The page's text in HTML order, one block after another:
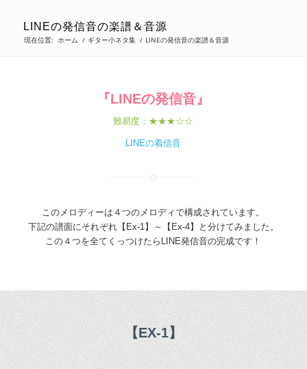
LINEの発信音の楽譜＆音源
現在位置: ホーム / ギター小ネタ集 / LINEの発信音の楽譜＆音源
『LINEの発信音』
難易度：★★★☆☆
LINEの着信音
このメロディーは４つのメロディで構成されています。
下記の譜面にそれぞれ【Ex-1】～【Ex-4】と分けてみました。
この４つを全てくっつけたらLINE発信音の完成です！
【EX-1】